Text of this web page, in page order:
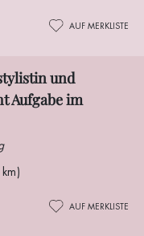
AUF MERKLISTE
und
Aufgabe im
AUF MERKLISTE